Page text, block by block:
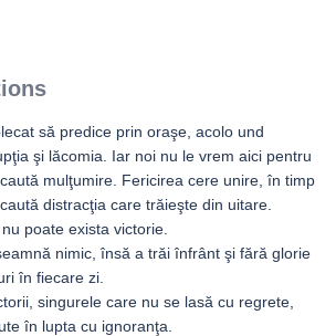
să predice prin oraşe, acolo und
şi lăcomia. Iar noi nu le vrem aici pentru
mulţumire. Fericirea cere unire, în timp
distracţia care trăieşte din uitare.
poate exista victorie.
nimic, însă a trăi înfrânt şi fără glorie
în fiecare zi.
singurele care nu se lasă cu regrete,
în lupta cu ignoranţa.